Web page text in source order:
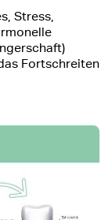
Stress,
Fortschreiten